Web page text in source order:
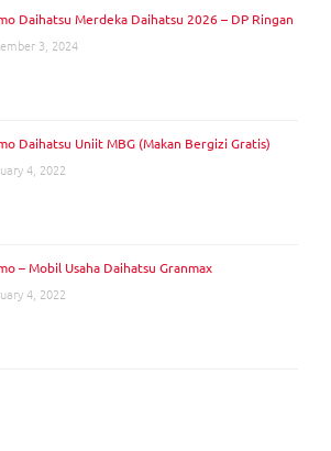
Daihatsu Merdeka Daihatsu 2026 – DP Ringan
3, 2024
Daihatsu Uniit MBG (Makan Bergizi Gratis)
4, 2022
– Mobil Usaha Daihatsu Granmax
4, 2022